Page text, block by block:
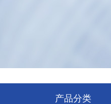
产品分类